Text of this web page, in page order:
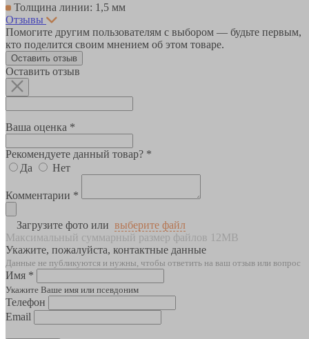
Толщина линии: 1,5 мм
Отзывы
Помогите другим пользователям с выбором — будьте первым,
кто поделится своим мнением об этом товаре.
Оставить отзыв
Оставить отзыв
Ваша оценка *
Рекомендуете данный товар? *
Да
Нет
Комментарии *
Загрузите фото или выберите файл
Максимальный суммарный размер файлов 12MB
Укажите, пожалуйста, контактные данные
Данные не публикуются и нужны, чтобы ответить на ваш отзыв или вопрос
Имя *
Укажите Ваше имя или псевдоним
Телефон
Email